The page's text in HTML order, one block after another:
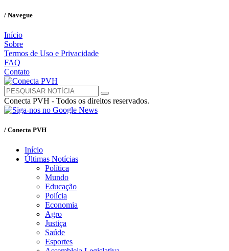
/ Navegue
Início
Sobre
Termos de Uso e Privacidade
FAQ
Contato
Conecta PVH - Todos os direitos reservados.
/ Conecta PVH
Início
Últimas Notícias
Política
Mundo
Educação
Polícia
Economia
Agro
Justiça
Saúde
Esportes